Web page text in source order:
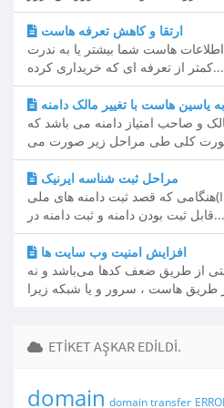
ارتقا و کاهش تعرفه هاست
اطلاعات هاست شما بیشتر یا به ندرت
کمتر از تعرفه ای که خریداری کرده...
یاسین هاست با تغییر مالک دامنه
و صاحب امتیاز دامنه می باشد که
مراحل ثبت شناسه ایرنیک
هنگامی که قصد ثبت دامنه های ملی(IR.) را دارید پس ازاطمینان از
قابل ثبت بودن دامنه و ثبت دامنه در...
افزایش امنیت وب سایت ها
از طریق ضعف کدها می‌باشد و نه
ETIKET AŞKAR EDILDI.
domain domain transfer